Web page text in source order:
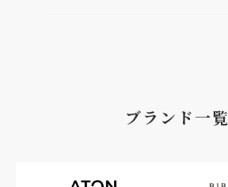
ブランド一覧